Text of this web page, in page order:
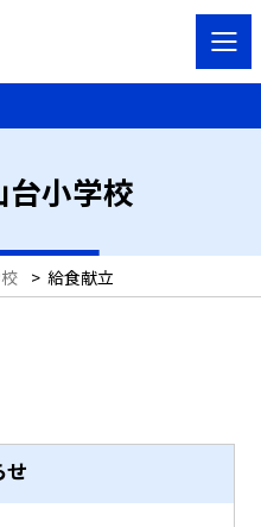
小学校
> 給食献立
せ